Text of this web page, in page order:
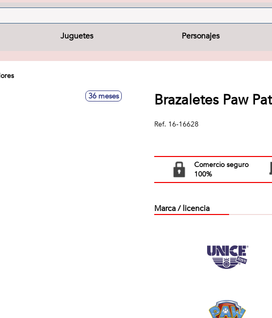
Juguetes Personajes
36 meses Brazaletes Paw
Ref. 16-16628
Comercio seguro
100%
Marca / licencia